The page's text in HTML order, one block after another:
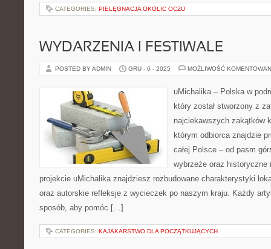
CATEGORIES: PIELĘGNACJA OKOLIC OCZU
WYDARZENIA I FESTIWALE
POSTED BY ADMIN GRU - 6 - 2025 MOŻLIWOŚĆ
uMichalika – Polska w
który został stworzony z
najciekawszych zakątków
którym odbiorca znajdzie
całej Polsce – od pasm
wybrzeże oraz
projekcie uMichalika znajdziesz rozbudowane charakterystyki
oraz autorskie refleksje z wycieczek po naszym kraju. Każdy
sposób, aby pomóc […]
CATEGORIES: KAJAKARSTWO DLA POCZĄTKUJĄCYCH